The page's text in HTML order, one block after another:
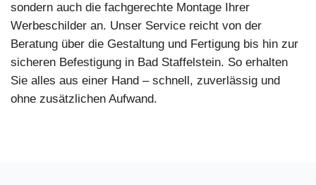
sondern auch die fachgerechte Montage Ihrer
Werbeschilder an. Unser Service reicht von der
Beratung über die Gestaltung und Fertigung bis hin zur
sicheren Befestigung in Bad Staffelstein. So erhalten
Sie alles aus einer Hand – schnell, zuverlässig und
ohne zusätzlichen Aufwand.